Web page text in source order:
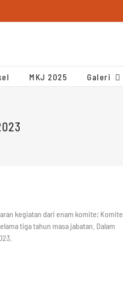
MKJ 2025 Galeri
kegiatan dari enam komite; Komite
tiga tahun masa jabatan. Dalam